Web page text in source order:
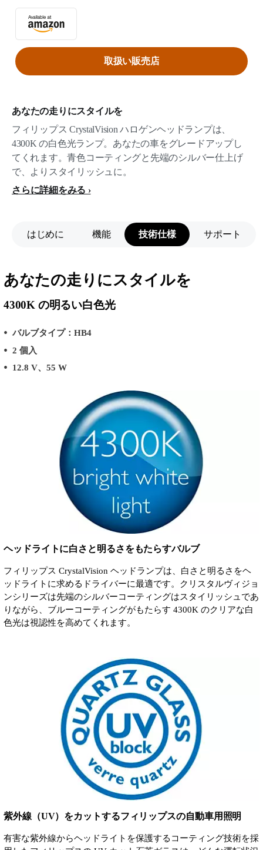
あなたの走りにスタイルを
フィリップス CrystalVision ハロゲンヘッドランプは、
4300K の白色光ランプ。あなたの車をグレードアップし
てくれます。青色コーティングと先端のシルバー仕上げ
で、よりスタイリッシュに。
さらに詳細をみる
取扱い販売店
はじめに 機能 技術仕様 サポート
あなたの走りにスタイルを
4300K の明るい白色光
バルブタイプ：HB4
2 個入
12.8 V、55 W
ヘッドライトに白さと明るさをもたらすバルブ
フィリップス CrystalVision ヘッドランプは、白さと明るさをヘ
ッドライトに求めるドライバーに最適です。クリスタルヴィジョ
ンシリーズは先端のシルバーコーティングはスタイリッシュであ
りながら、ブルーコーティングがもたらす 4300K のクリアな白
色光は視認性を高めてくれます。
紫外線（UV）をカットするフィリップスの自動車用照明
有害な紫外線からヘッドライトを保護するコーティング技術を採